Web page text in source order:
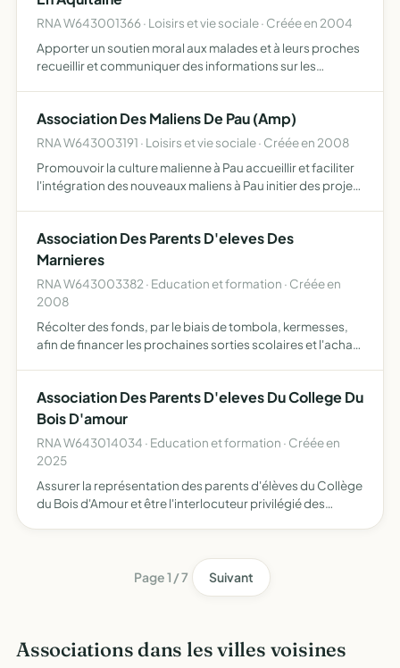
RNA W643001366 · Loisirs et vie sociale · Créée en 2004
Apporter un soutien moral aux malades et à leurs proches
recueillir et communiquer des informations sur les
c…
Association Des Maliens De Pau (Amp)
RNA W643003191 · Loisirs et vie sociale · Créée en 2008
Promouvoir la culture malienne à Pau accueillir et faciliter
l'intégration des nouveaux maliens à Pau initier des projets
Association Des Parents D'eleves Des
Marnieres
RNA W643003382 · Education et formation · Créée en
2008
Récolter des fonds, par le biais de tombola, kermesses,
afin de financer les prochaines sorties scolaires et l'achat
Association Des Parents D'eleves Du College Du
Bois D'amour
RNA W643014034 · Education et formation · Créée en
2025
Assurer la représentation des parents d'élèves du Collège
du Bois d'Amour et être l'interlocuteur privilégié des
Page 1 / 7 Suivant
Associations dans les villes voisines